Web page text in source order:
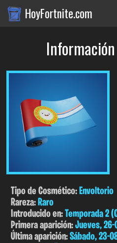
HoyFortnite.com
Tipo de Cosmético:Envoltorio
Rareza:Raro
Introducido en:Temporada 2
Primera aparición:Jueves,
Última aparición:Sábado, 23-